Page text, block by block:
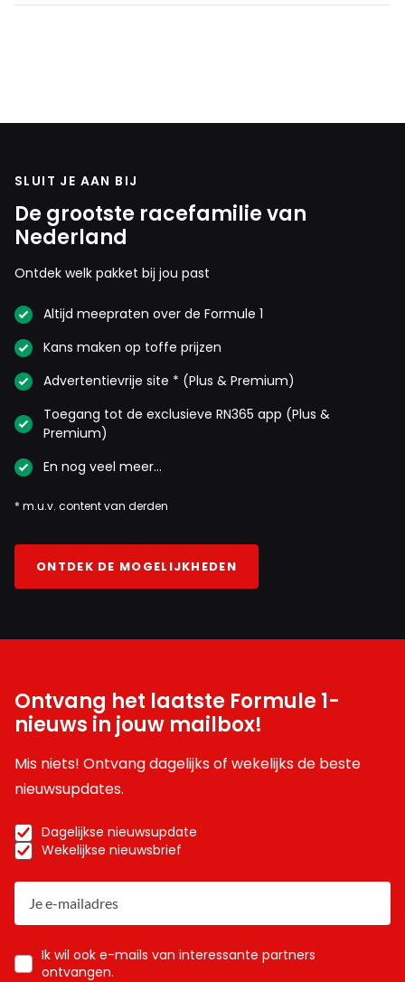
SLUIT JE AAN BIJ
De grootste racefamilie van
Nederland
Ontdek welk pakket bij jou past
Altijd meepraten over de Formule 1
Kans maken op toffe prijzen
Advertentievrije site * (Plus & Premium)
Toegang tot de exclusieve RN365 app (Plus &
Premium)
En nog veel meer…
* m.u.v. content van derden
ONTDEK DE MOGELIJKHEDEN
Ontvang het laatste Formule 1-
nieuws in jouw mailbox!
Mis niets! Ontvang dagelijks of wekelijks de beste
nieuwsupdates.
Dagelijkse nieuwsupdate
Wekelijkse nieuwsbrief
Ik wil ook e-mails van interessante partners
ontvangen.